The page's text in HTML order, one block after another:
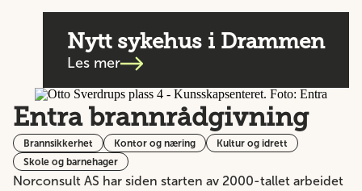
Nytt sykehus i Drammen
Les mer
Entra brannrådgivning
Brannsikkerhet Kontor og næring
Kultur og idrett
Skole og barnehager
Norconsult AS har siden starten av 2000-tallet arbeidet